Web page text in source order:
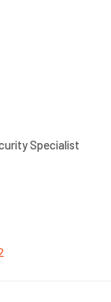
Specialist